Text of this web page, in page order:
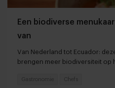
Een biodiverse
van
Van Nederland tot Ecuador:
brengen meer biodiversiteit op
Gastronomie Chefs